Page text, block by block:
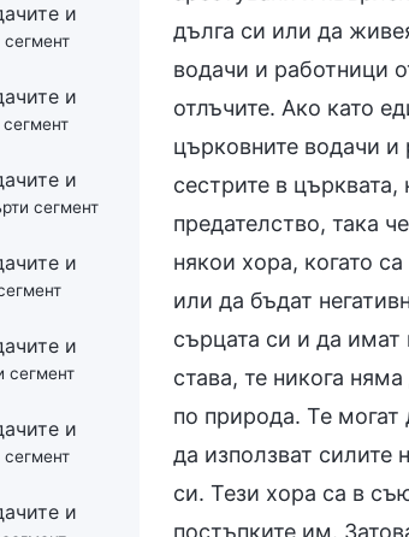
и
сегмент
и
и
сегмент
и
и
сегмент
и
и